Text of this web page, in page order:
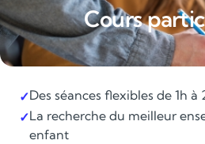
Cours
✓Des séances flexibles de 1h
✓La recherche du meilleur
enfant